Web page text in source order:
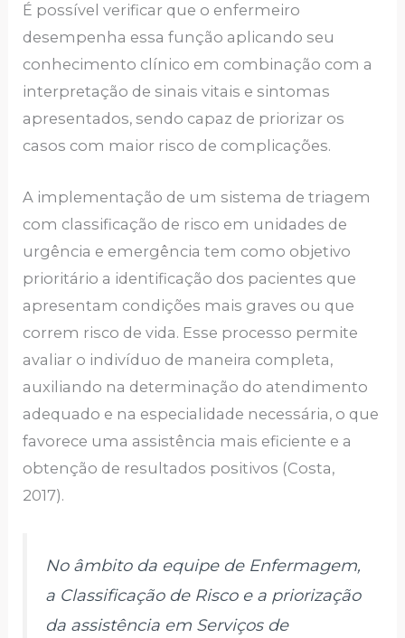
É possível verificar que o enfermeiro
desempenha essa função aplicando seu
conhecimento clínico em combinação com a
interpretação de sinais vitais e sintomas
apresentados, sendo capaz de priorizar os
casos com maior risco de complicações.
A implementação de um sistema de triagem
com classificação de risco em unidades de
urgência e emergência tem como objetivo
prioritário a identificação dos pacientes que
apresentam condições mais graves ou que
correm risco de vida. Esse processo permite
avaliar o indivíduo de maneira completa,
auxiliando na determinação do atendimento
adequado e na especialidade necessária, o que
favorece uma assistência mais eficiente e a
obtenção de resultados positivos (Costa,
2017).
No âmbito da equipe de Enfermagem,
a Classificação de Risco e a priorização
da assistência em Serviços de